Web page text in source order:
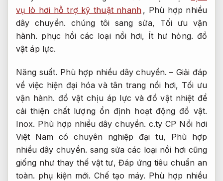
vụ lò hơi hỗ trợ kỹ thuật nhanh , Phù hợp nhiều
dây chuyền. chúng tôi sang sửa, Tối ưu vận
hành. phục hồi các loại nồi hơi, Ít hư hỏng. đồ
vật áp lực.
Năng suất. Phù hợp nhiều dây chuyền. – Giải đáp
về việc hiện đại hóa và tân trang nồi hơi, Tối ưu
vận hành. đồ vật chịu áp lực và đồ vật nhiệt để
cải thiện chất lượng ổn định hoạt động đồ vật.
Inox. Phù hợp nhiều dây chuyền. c.ty CP Nồi hơi
Việt Nam có chuyên nghiệp đại tu, Phù hợp
nhiều dây chuyền. sang sửa các loại nồi hơi cũng
giống như thay thế vật tư,Đáp ứng tiêu chuẩn an
toàn. phụ kiện mới. Chế tạo máy. Phù hợp nhiều